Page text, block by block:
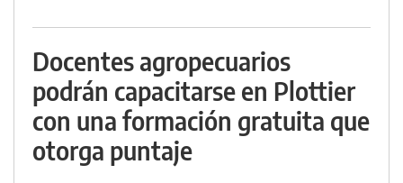
Docentes agropecuarios
podrán capacitarse en Plottier
con una formación gratuita que
otorga puntaje